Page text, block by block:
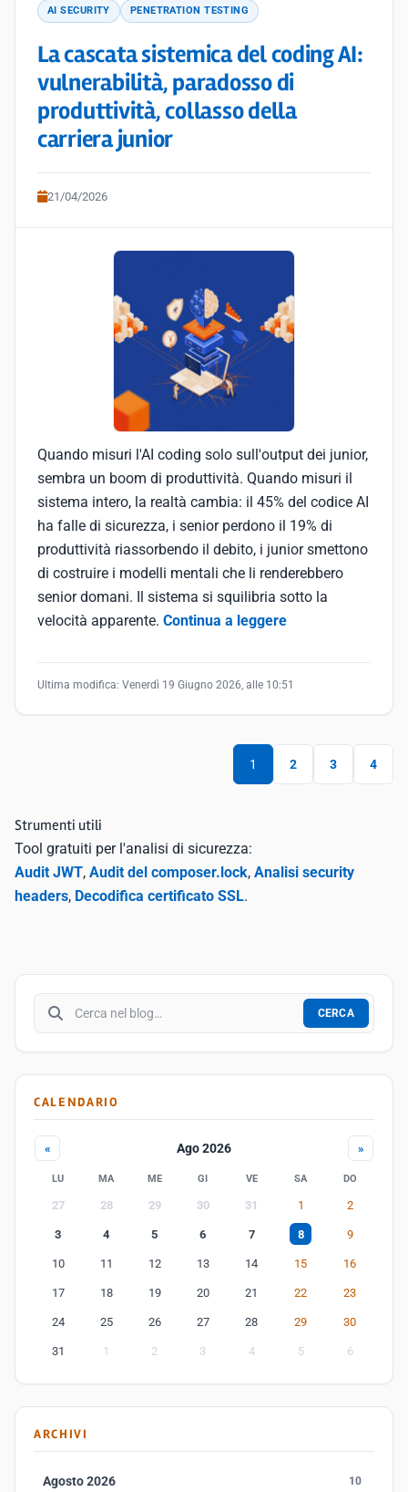
AI SECURITY PENETRATION TESTING
La cascata sistemica del coding AI:
vulnerabilità, paradosso di
produttività, collasso della
carriera junior
21/04/2026
Quando misuri l'AI coding solo sull'output dei junior,
sembra un boom di produttività. Quando misuri il
sistema intero, la realtà cambia: il 45% del codice AI
ha falle di sicurezza, i senior perdono il 19% di
produttività riassorbendo il debito, i junior smettono
di costruire i modelli mentali che li renderebbero
senior domani. Il sistema si squilibria sotto la
velocità apparente. Continua a leggere
Ultima modifica: Venerdì 19 Giugno 2026, alle 10:51
1 2 3 4
Strumenti utili
Tool gratuiti per l'analisi di sicurezza:
Audit JWT, Audit del composer.lock, Analisi security
headers, Decodifica certificato SSL.
Cerca nel blog
CERCA
CALENDARIO
« Ago 2026 »
LU MA ME GI VE SA DO
27 28 29 30 31 1 2
3 4 5 6 7 8 9
10 11 12 13 14 15 16
17 18 19 20 21 22 23
24 25 26 27 28 29 30
31 1 2 3 4 5 6
ARCHIVI
Agosto 2026 10